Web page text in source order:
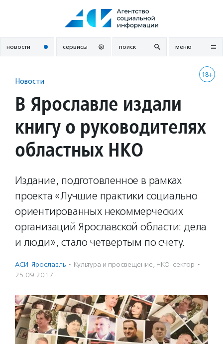
новости сервисы поиск меню
18+
Новости
В Ярославле издали
книгу о руководителях
областных НКО
Издание, подготовленное в рамках
проекта «Лучшие практики социально
ориентированных некоммерческих
организаций Ярославской области: дела
и люди», стало четвертым по счету.
АСИ-Ярославль · Культура и просвещение, НКО-сектор ·
25.09.2017